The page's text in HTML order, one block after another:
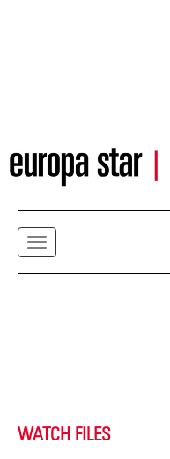
WATCH FILES